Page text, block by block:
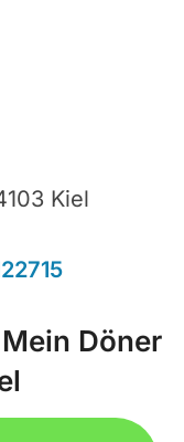
Kiel
Döner